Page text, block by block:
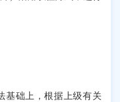
基础上，根据上级有关